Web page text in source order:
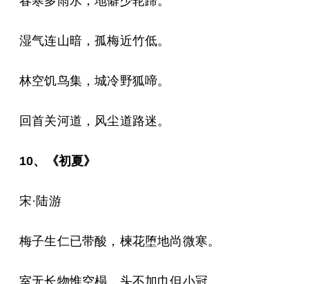
湿气连山暗，孤梅近竹低。
林空饥鸟集，城冷野狐啼。
回首关河道，风尘道路迷。
10、《初夏》
宋·陆游
梅子生仁已带酸，楝花堕地尚微寒。
室无长物惟空榻，头不加巾但小冠。